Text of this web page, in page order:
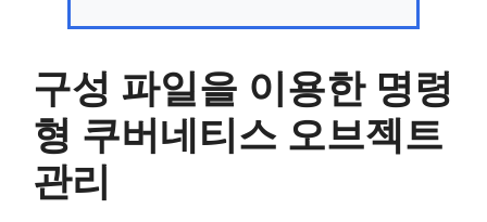
구성 파일을 이용한 명령
형 쿠버네티스 오브젝트
관리